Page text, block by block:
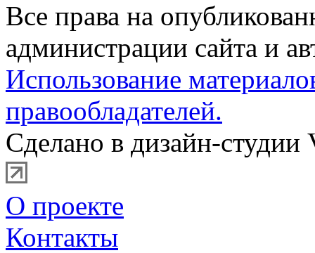
Все права на
администрации сайта и
Использование
правообладателей.
Сделано в дизайн-студии
О проекте
Контакты